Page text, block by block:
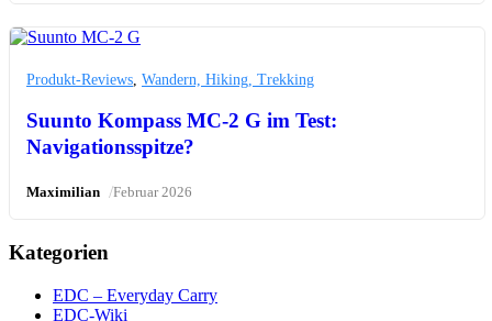
Produkt-Reviews, Wandern, Hiking, Trekking
Suunto Kompass MC-2 G im Test:
Navigationsspitze?
Maximilian /Februar 2026
Kategorien
EDC – Everyday Carry
EDC-Wiki